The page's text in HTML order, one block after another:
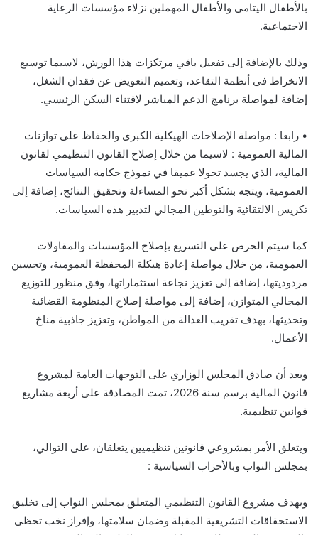
بالأطفال اليتامى والأطفال المهملين نزلاء مؤسسات الرعاية
الاجتماعية.
وذلك بالإضافة إلى تفعيل باقي مرتكزات هذا الورش، لاسيما توسيع
الانخراط في أنظمة التقاعد، وتعميم التعويض عن فقدان الشغل،
إضافة لمواصلة برنامج الدعم المباشر لاقتناء السكن الرئيسي.
• رابعا : مواصلة الإصلاحات الهيكلية الكبرى والحفاظ على توازنات
المالية العمومية : لاسيما من خلال إصلاح القانون التنظيمي لقانون
المالية، الذي يجسد تحولا عميقا في نموذج حكامة السياسات
العمومية، ويتجه بشكل أكبر نحو المساءلة وتحقيق النتائج، إضافة إلى
تكريس الالتقائية والتوطين المجالي لتدبير هذه السياسات.
كما سيتم الحرص على التسريع بإصلاح المؤسسات والمقاولات
العمومية، من خلال مواصلة إعادة هيكلة المحفظة العمومية، وتحسين
مردوديتها، إضافة إلى تعزيز نجاعة استثماراتها، وفق منظور للتوزيع
المجالي المتوازن، إضافة إلى مواصلة إصلاح المنظومة القضائية
وتحديثها، بهدف تقريب العدالة من المواطن، وتعزيز جاذبية مناخ
الأعمال.
وبعد أن صادق المجلس الوزاري على التوجهات العامة لمشروع
قانون المالية برسم سنة 2026، تمت المصادقة على أربعة مشاريع
قوانين تنظيمية.
ويتعلق الأمر بمشروعي قانونين تنظيميين يتعلقان، على التوالي،
بمجلس النواب وبالأحزاب السياسية :
ويهدف مشروع القانون التنظيمي المتعلق بمجلس النواب إلى تخليق
الاستحقاقات التشريعية المقبلة وضمان سلامتها، وإفراز نخب تحظى